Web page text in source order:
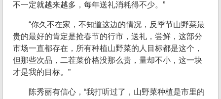
不一定就越来越多，每年送礼消耗得不少。”
“你久不在家，不知道这边的情况，反季节山野菜最
贵的最好的肯定是抢春节的行市，送礼，尝鲜，这部分
市场一直都存在，所有种植山野菜的人目标都是这个，
但那些次品，二茬菜价格没那么贵，量却不小，这一块
才是我的目标。”
陈秀丽有信心，“我打听过了，山野菜种植是市里的